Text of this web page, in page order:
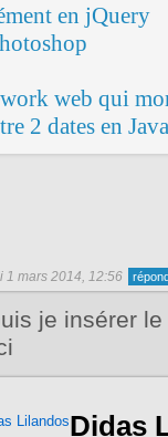
en jQuery
web qui
2 dates en
1 mars 2014, 12:56
je insérer
Didas